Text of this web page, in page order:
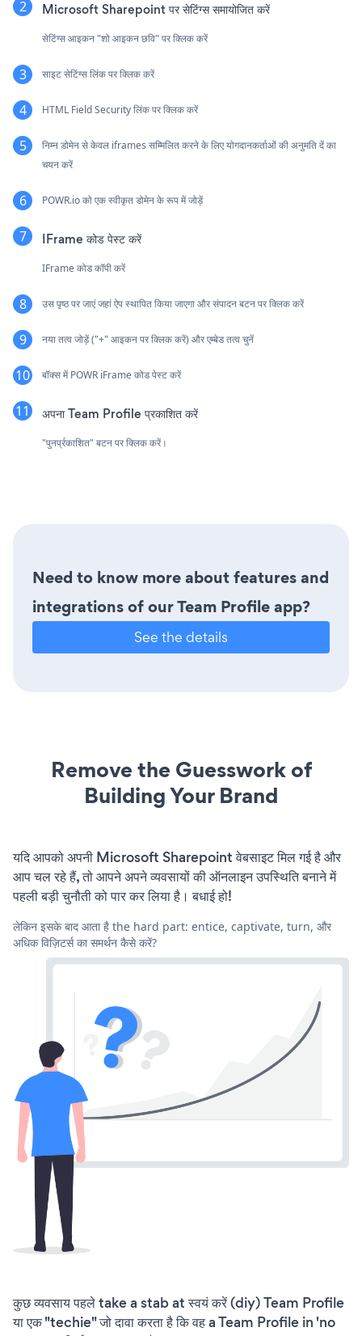
Microsoft Sharepoint पर सेटिंग्स समायोजित करें
सेटिंग्स आइकन "शो आइकन छवि" पर क्लिक करें
साइट सेटिंग्स लिंक पर क्लिक करें
HTML Field Security लिंक पर क्लिक करें
निम्न डोमेन से केवल iframes सम्मिलित करने के लिए योगदानकर्ताओं की अनुमति दें का
चयन करें
POWR.io को एक स्वीकृत डोमेन के रूप में जोड़ें
IFrame कोड पेस्ट करें
IFrame कोड कॉपी करें
उस पृष्ठ पर जाएं जहां ऐप स्थापित किया जाएगा और संपादन बटन पर क्लिक करें
नया तत्व जोड़ें ("+" आइकन पर क्लिक करें) और एम्बेड तत्व चुनें
बॉक्स में POWR iFrame कोड पेस्ट करें
अपना Team Profile प्रकाशित करें
"पुनर्प्रकाशित" बटन पर क्लिक करें।
Need to know more about features and
integrations of our Team Profile app?
See the details
Remove the Guesswork of
Building Your Brand
यदि आपको अपनी Microsoft Sharepoint वेबसाइट मिल गई है और
आप चल रहे हैं, तो आपने अपने व्यवसायों की ऑनलाइन उपस्थिति बनाने में
पहली बड़ी चुनौती को पार कर लिया है। बधाई हो!
लेकिन इसके बाद आता है the hard part: entice, captivate, turn, और
अधिक विज़िटर्स का समर्थन कैसे करें?
कुछ व्यवसाय पहले take a stab at स्वयं करें (diy) Team Profile
या एक "techie" जो दावा करता है कि वह a Team Profile in 'no